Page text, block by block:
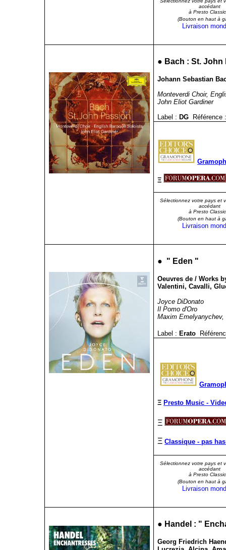
accédant
à Presto
(Bouton en haut à
Livraison
● Bach : St. John
Johann Sebastian
Monteverdi Choir,
John Eliot Gardiner
Label : DG Référence
Ξ
Sélectionnez votre pays et
accédant
à Presto
(Bouton en haut à
Livraison
● " Eden "
Oeuvres de / Works
Valentini, Cavalli,
Joyce DiDonato
Il Pomo d'Oro
Maxim Emelyanychev,
Label : Erato
Ξ Presto Music -
Ξ
ΞClassique - pas
Sélectionnez votre pays et
accédant
à Presto
(Bouton en haut à
Livraison
● Handel : "
Georg Friedrich